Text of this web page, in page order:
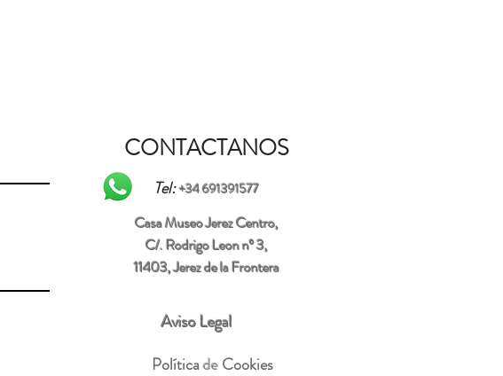
CONTACTANOS
Casa Museo Jerez Centro,
C/. Rodrigo Leon nº 3,
11403, Jerez de la Frontera
Tel:+34 691391577
Aviso Legal
PolíticadeCookies